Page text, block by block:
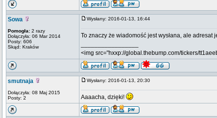
Sowa
Pomogła: 2 razy
Dołączyła: 06 Mar 2014
Posty: 606
Skąd: Kraków
Wysłany: 2016-01-13, 16:44
To znaczy że wiadomość jest wysłana, ale
<img src="hxxp://global.thebump.com/tickers/
smutnaja
Dołączyła: 08 Maj 2015
Posty: 2
Wysłany: 2016-01-13, 20:30
Aaaacha, dzięki!